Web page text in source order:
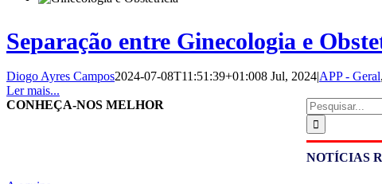
Separação entre Ginecologia e
Diogo Ayres Campos2024-07-08T11:51:39+01:008 Jul, 2024|APP - Geral,
Ler mais...
Pesquisar
NOTÍCIAS
CONHEÇA-NOS MELHOR